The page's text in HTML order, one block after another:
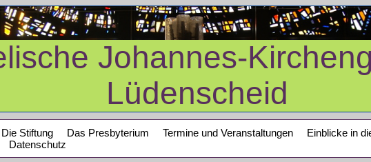
Johannes-
Lüdenscheid
Die Stiftung Das Presbyterium Termine und Veranstaltungen Einblicke in
Datenschutz